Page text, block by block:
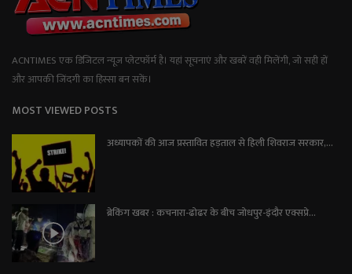
ACNTIMES एक डिजिटल न्यूज प्लेटफॉर्म है। यहां सूचनाएं और खबरें वही मिलेंगी, जो सही हों
और आपकी जिंदगी का हिस्सा बन सकें।
MOST VIEWED POSTS
अध्यापकों की आज प्रस्तावित हड़ताल से हिली शिवराज सरकार,...
ब्रेकिंग खबर : कचनारा-ढोढर के बीच जोधपुर-इंदौर एक्सप्रे...